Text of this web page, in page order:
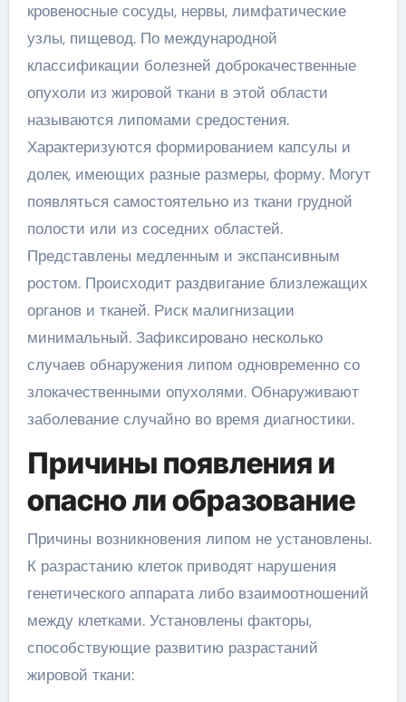
кровеносные сосуды, нервы, лимфатические
узлы, пищевод. По международной
классификации болезней доброкачественные
опухоли из жировой ткани в этой области
называются липомами средостения.
Характеризуются формированием капсулы и
долек, имеющих разные размеры, форму. Могут
появляться самостоятельно из ткани грудной
полости или из соседних областей.
Представлены медленным и экспансивным
ростом. Происходит раздвигание близлежащих
органов и тканей. Риск малигнизации
минимальный. Зафиксировано несколько
случаев обнаружения липом одновременно со
злокачественными опухолями. Обнаруживают
заболевание случайно во время диагностики.
Причины появления и
опасно ли образование
Причины возникновения липом не установлены.
К разрастанию клеток приводят нарушения
генетического аппарата либо взаимоотношений
между клетками. Установлены факторы,
способствующие развитию разрастаний
жировой ткани: